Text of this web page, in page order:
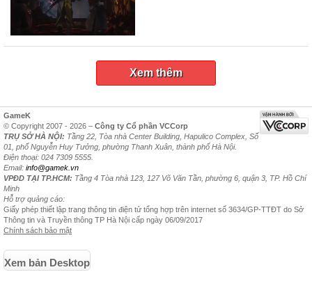
Xem thêm
GameK
© Copyright 2007 - 2026 – Công ty Cổ phần VCCorp
TRỤ SỞ HÀ NỘI: Tầng 22, Tòa nhà Center Building, Hapulico Complex, Số
01, phố Nguyễn Huy Tưởng, phường Thanh Xuân, thành phố Hà Nội.
Điện thoại: 024 7309 5555.
Email: info@gamek.vn
VPĐD TẠI TP.HCM: Tầng 4 Tòa nhà 123, 127 Võ Văn Tần, phường 6, quận 3, TP. Hồ Chí
Minh
Hỗ trợ quảng cáo:
Giấy phép thiết lập trang thông tin điện tử tổng hợp trên internet số 3634/GP-TTĐT do Sở
Thông tin và Truyền thông TP Hà Nội cấp ngày 06/09/2017
Chính sách bảo mật
Xem bản Desktop